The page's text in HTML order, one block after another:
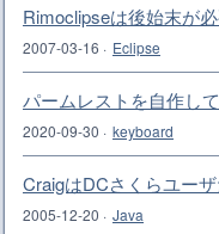
Rimoclipseは後始末が
2007-03-16 · Eclipse
パームレストを自作し
2020-09-30 · keyboard
CraigはDCさくらユー
2005-12-20 · Java